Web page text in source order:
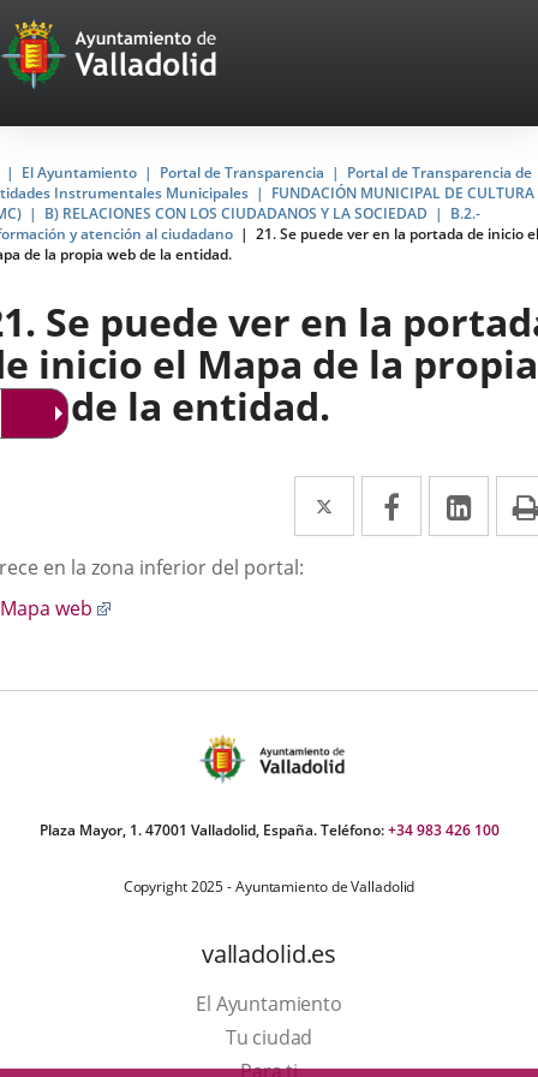
Portal
Web
del
Ayuntamiento
de
Valladolid
El Ayuntamiento Portal de Transparencia
Portal de Transparencia de
Instrumentales Municipales
FUNDACIÓN MUNICIPAL DE CULTURA
B) RELACIONES CON LOS CIUDADANOS Y LA SOCIEDAD
B.2.-
y atención al ciudadano
21. Se puede ver en la portada de inicio el
de la propia web de la entidad.
Se puede ver en la
inicio el Mapa de la propia
de la entidad.
Twitter
Enlace
a
Facebook
Enlace
a
a
en la zona inferior del portal:
Mapa web
aplicación
Plaza Mayor, 1. 47001 Valladolid, España. Teléfono:+34 983 426 100
Copyright 2025 - Ayuntamiento de Valladolid
valladolid.es
El Ayuntamiento
Tu ciudad
Para ti